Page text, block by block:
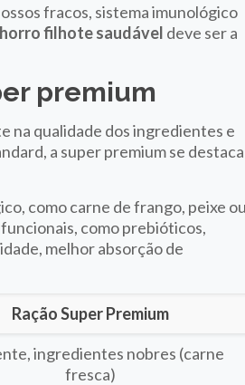
fracos, sistema imunológico
filhote saudável deve ser a
premium
na qualidade dos ingredientes e
a super premium se destaca
como carne de frango, peixe
como prebióticos,
melhor absorção de
Ração Super Premium
ingredientes nobres (carne
fresca)